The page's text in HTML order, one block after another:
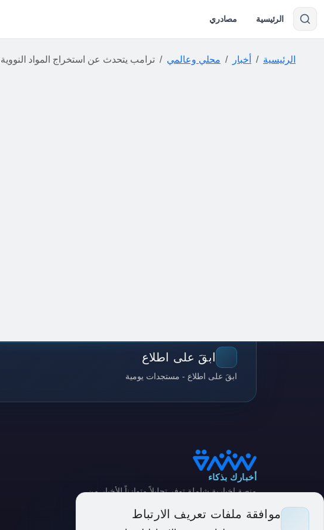
موافقة ملفات تعريف الارتباط
الرئيسية مصادري
الرئيسية أخبار محلي وعالمي ترامب يتحدث عن استخراج المواد النووية المدفونة في إيران وأزمة الرهائن في عهد جيمي كارتر
ابقَ على اطلاع
ابقَ على اطلاع - مستجدات يومية
أخبارك بذكاء
منصة إخبارية شاملة توفر تحليلاً متوازناً للأخبار من